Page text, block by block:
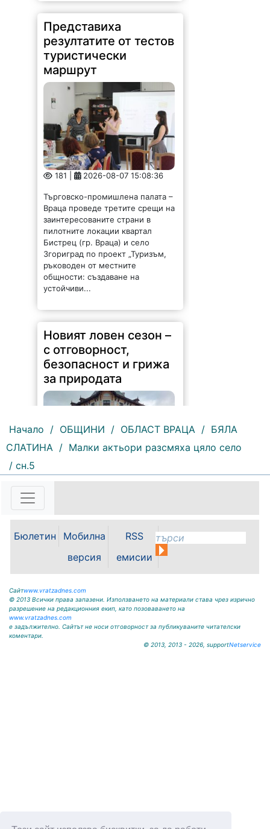
Представиха
резултатите от тестов
туристически
маршрут
181 | 2026-08-07 15:08:36
Търговско-промишлена палата –
Враца проведе третите срещи на
заинтересованите страни в
пилотните локации квартал
Бистрец (гр. Враца) и село
Згориград по проект „Туризъм,
ръководен от местните
общности: създаване на
устойчиви...
Новият ловен сезон –
с отговорност,
безопасност и грижа
за природата
239 | 2026-08-07 14:37:47
Обръщение и поздрав на
директора на Северозападно
Враца инж. Димитър Ганчев по
случай откриването на ловния
сезон за прелетен дивеч:
Уважаеми ловци, уважаеми
служители на ловните и
горските...
Начало / ОБЩИНИ / ОБЛАСТ ВРАЦА / БЯЛА
СЛАТИНА / Малки актьори разсмяха цяло село
/ сн.5
Бюлетин
Мобилна
версия
RSS
емисии
Сайтwww.vratzadnes.com
© 2013 Всички права запазени. Използването на материали става чрез изрично
разрешение на редакционния екип, като позоваването на
www.vratzadnes.com
е задължително. Сайтът не носи отговорност за публикуваните читателски
коментари.
© 2013, 2013 - 2026, supportNetservice